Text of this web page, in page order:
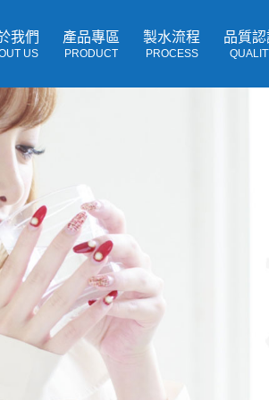
我們
US
產品專區
PRODUCT
製水流程
PROCESS
品質